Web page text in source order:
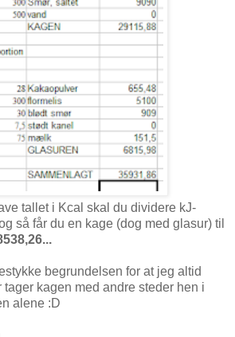
tallet i Kcal skal du dividere kJ-
så får du en kage (dog med glasur) til
begrundelsen for at jeg altid
kagen med andre steder hen i
alene :D